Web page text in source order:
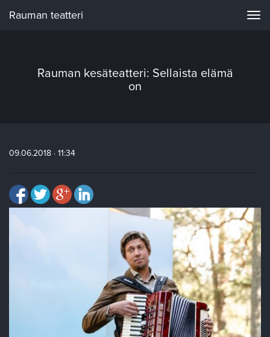
Rauman teatteri
Rauman kesäteatteri: Sellaista elämä
on
09.06.2018 · 11:34